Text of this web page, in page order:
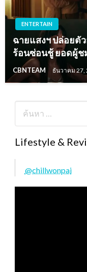
ENTERTAIN
ฉายแสงฯ ปล่อยตัว
ร้อนซ่อนชู้ ยอดผู้ช
CBNTEAM ธันวาคม 27,
Lifestyle &
@chillwonpai